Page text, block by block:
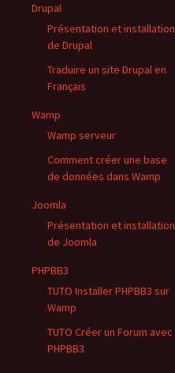
Drupal
Présentation et installation
de Drupal
Traduire un site Drupal en
Français
Wamp
Wamp serveur
Comment créer une base
de données dans Wamp
Joomla
Présentation et installation
de Joomla
PHPBB3
TUTO Installer PHPBB3 sur
Wamp
TUTO Créer un Forum avec
PHPBB3